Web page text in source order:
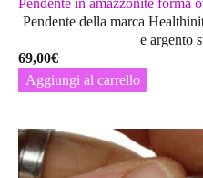
Pendente della marca
e argento
69,00€
Aggiungi al carrello